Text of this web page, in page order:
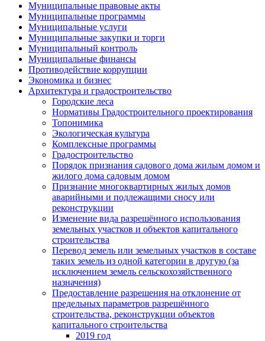
Муниципальные правовые акты
Муниципальные программы
Муниципальные услуги
Муниципальные закупки и торги
Муниципальный контроль
Муниципальные финансы
Противодействие коррупции
Экономика и бизнес
Архитектура и градостроительство
Городские леса
Нормативы Градостроительного проектирования
Топонимика
Экологическая культура
Комплексные программы
Градостроительство
Порядок признания садового дома жилым домом и
жилого дома садовым домом
Признание многоквартирных жилых домов
аварийными и подлежащими сносу или
реконструкции
Изменение вида разрешённого использования
земельных участков и объектов капитального
строительства
Перевод земель или земельных участков в составе
таких земель из одной категории в другую (за
исключением земель сельскохозяйственного
назначения)
Предоставление разрешения на отклонение от
предельных параметров разрешённого
строительства, реконструкции объектов
капитального строительства
2019 год